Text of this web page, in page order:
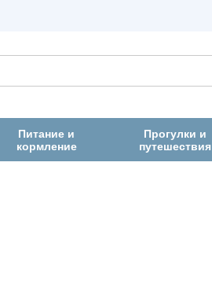
Питание и
кормление
Прогулки и
путешествия